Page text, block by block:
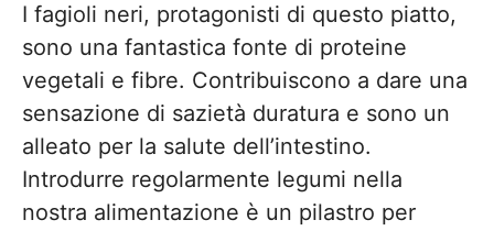
I fagioli neri, protagonisti di questo piatto,
sono una fantastica fonte di proteine
vegetali e fibre. Contribuiscono a dare una
sensazione di sazietà duratura e sono un
alleato per la salute dell’intestino.
Introdurre regolarmente legumi nella
nostra alimentazione è un pilastro per